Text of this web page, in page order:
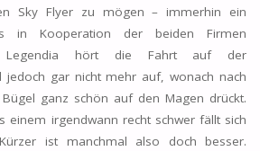
Sky Flyer zu mögen – immerhin ein
in Kooperation der beiden Firmen
Legendia hört die Fahrt auf der
jedoch gar nicht mehr auf, wonach nach
ganz schön auf den Magen drückt.
einem irgendwann recht schwer fällt sich
ist manchmal also doch besser.